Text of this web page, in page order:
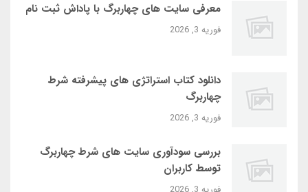
معرفی سایت‌ های چهاربرگ با پاداش ثبت‌ نام
فوریه 3, 2026
دانلود کتاب استراتژی‌ های پیشرفته شرط
چهاربرگ
فوریه 3, 2026
بررسی سودآوری سایت‌ های شرط چهاربرگ
توسط کاربران